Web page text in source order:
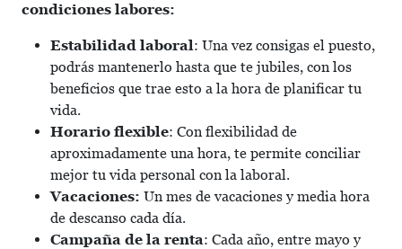
condiciones labores:
Estabilidad laboral: Una vez consigas el puesto,
podrás mantenerlo hasta que te jubiles, con los
beneficios que trae esto a la hora de planificar tu
vida.
Horario flexible: Con flexibilidad de
aproximadamente una hora, te permite conciliar
mejor tu vida personal con la laboral.
Vacaciones: Un mes de vacaciones y media hora
de descanso cada día.
Campaña de la renta: Cada año, entre mayo y